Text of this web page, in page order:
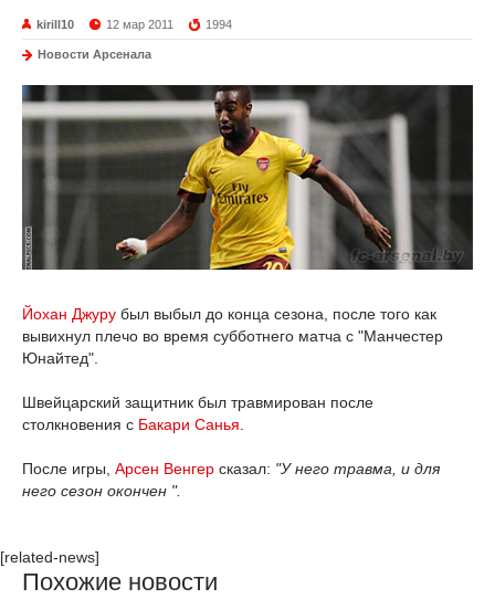
kirill10 12 мар 2011 1994
Новости Арсенала
Йохан Джуру был выбыл до конца сезона, после того как
вывихнул плечо во время субботнего матча с "Манчестер
Юнайтед".
Швейцарский защитник был травмирован после
столкновения с Бакари Санья.
После игры, Арсен Венгер сказал: "У него травма, и для
него сезон окончен ".
[related-news]
Похожие новости